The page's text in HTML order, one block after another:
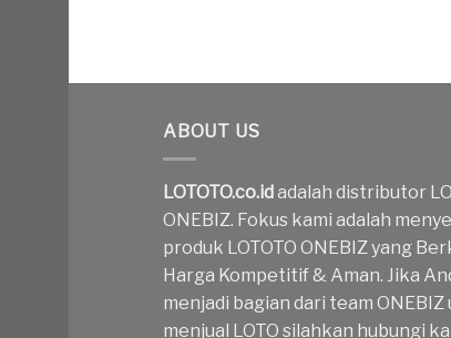
ABOUT US
LOTOTO.co.idadalah distributor
ONEBIZ. Fokus kami adalah
produk LOTOTO ONEBIZ yang
Harga Kompetitif & Aman. Jika
menjadi bagian dari team ONEBIZ
menjual LOTO silahkan hubungi